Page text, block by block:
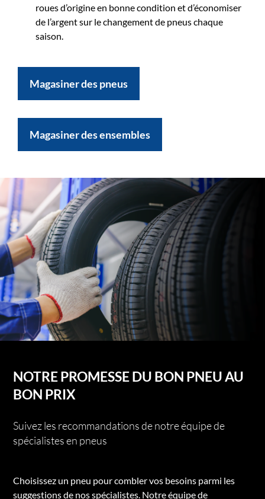
roues d’origine en bonne condition et d’économiser
de l’argent sur le changement de pneus chaque
saison.
Magasiner des pneus
Magasiner des ensembles
NOTRE PROMESSE DU BON PNEU AU
BON PRIX
Suivez les recommandations de notre équipe de
spécialistes en pneus
Choisissez un pneu pour combler vos besoins parmi les
suggestions de nos spécialistes. Notre équipe de